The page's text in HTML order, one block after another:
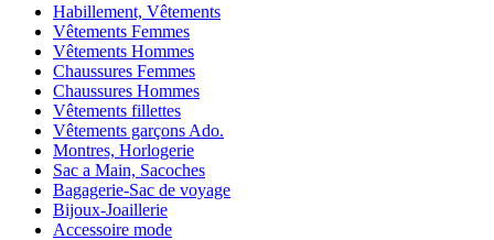
Habillement, Vêtements
Vêtements Femmes
Vêtements Hommes
Chaussures Femmes
Chaussures Hommes
Vêtements fillettes
Vêtements garçons Ado.
Montres, Horlogerie
Sac a Main, Sacoches
Bagagerie-Sac de voyage
Bijoux-Joaillerie
Accessoire mode